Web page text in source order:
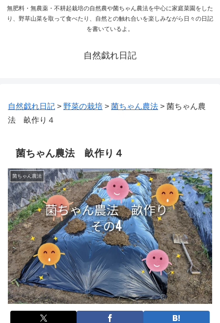
無肥料・無農薬・不耕起栽培の自然農や菌ちゃん農法を中心に家庭菜園をした
り、野草山菜を取って食べたり、自然との触れ合いを楽しみながら日々の日記
を書いているよ。
自然戯れ日記
自然戯れ日記 > 野菜の栽培 > 菌ちゃん農法 > 菌ちゃん農
法 畝作り４
菌ちゃん農法 畝作り４
菌ちゃん農法